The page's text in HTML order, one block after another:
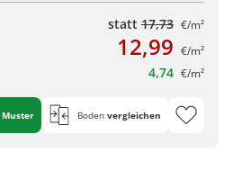
statt 17,73 €/m²
12,99 €/m²
4,74 €/m²
Muster Boden vergleichen